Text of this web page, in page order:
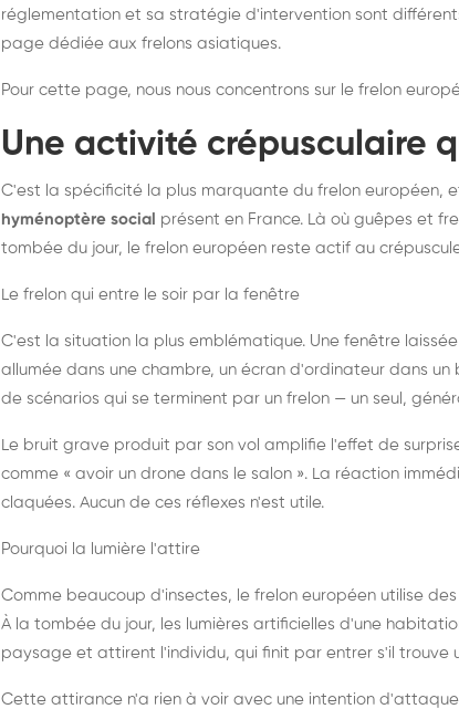
réglementation et sa stratégie d'intervention sont
page dédiée aux frelons asiatiques.
Pour cette page, nous nous concentrons sur le frelon
Une activité crépusculaire
C'est la spécificité la plus marquante du frelon européen,
hyménoptère social présent en France. Là où guêpes et
tombée du jour, le frelon européen reste actif au
Le frelon qui entre le soir par la fenêtre
C'est la situation la plus emblématique. Une fenêtre
allumée dans une chambre, un écran d'ordinateur dans
de scénarios qui se terminent par un frelon — un seul,
Le bruit grave produit par son vol amplifie l'effet de
comme « avoir un drone dans le salon ». La réaction
claquées. Aucun de ces réflexes n'est utile.
Pourquoi la lumière l'attire
Comme beaucoup d'insectes, le frelon européen utilise
À la tombée du jour, les lumières artificielles d'une
paysage et attirent l'individu, qui finit par entrer s'il trouve
Cette attirance n'a rien à voir avec une intention